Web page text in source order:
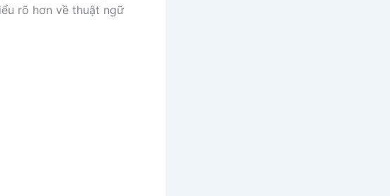
rõ hơn về thuật ngữ